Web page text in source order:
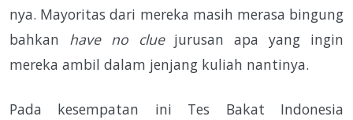
nya. Mayoritas dari mereka masih merasa bingung
bahkan have no cluejurusan apa yang ingin
mereka ambil dalam jenjang kuliah nantinya.
Pada kesempatan ini Tes Bakat Indonesia